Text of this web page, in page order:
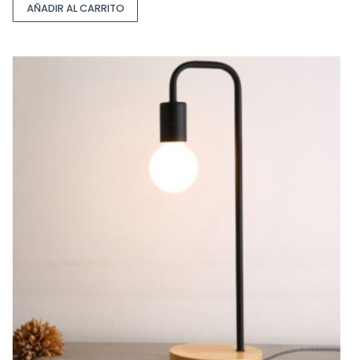
AÑADIR AL CARRITO